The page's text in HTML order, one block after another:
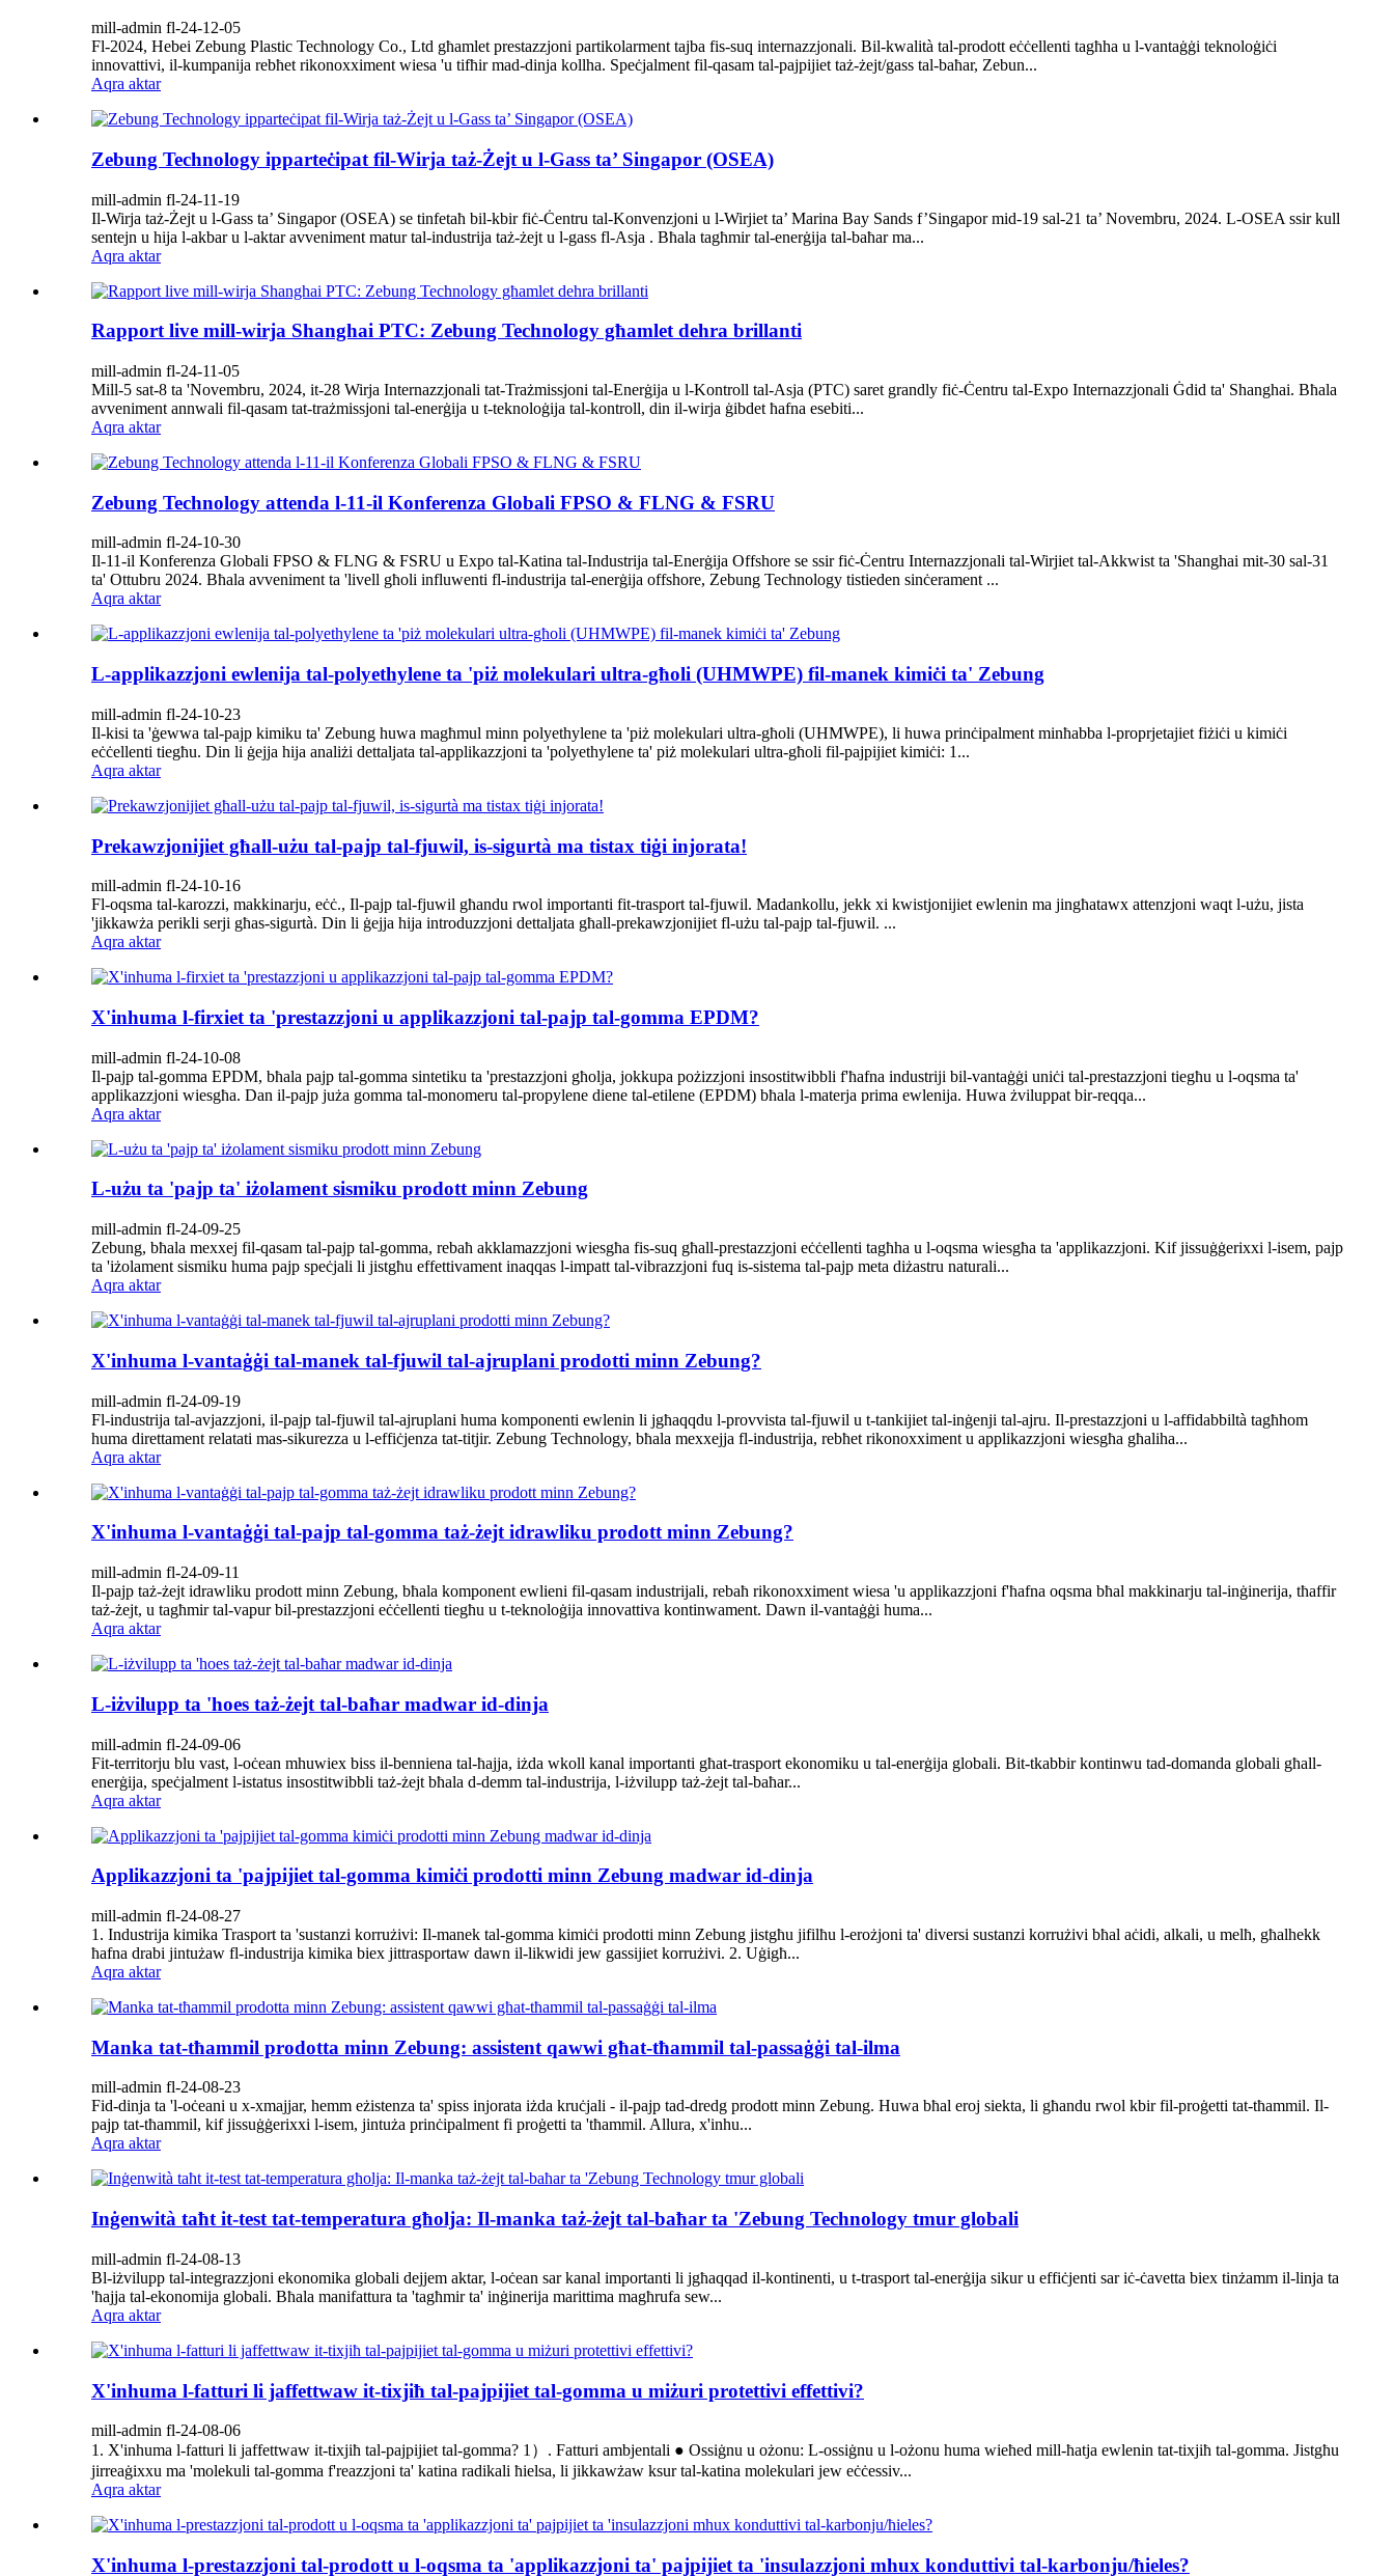
mill-admin fl-24-12-05
Fl-2024, Hebei Zebung Plastic Technology Co., Ltd għamlet prestazzjoni partikolarment tajba fis-suq internazzjonali. Bil-kwalità tal-prodott eċċellenti tagħha u l-vantaġġi teknoloġiċi
innovattivi, il-kumpanija rebħet rikonoxximent wiesa 'u tifħir mad-dinja kollha. Speċjalment fil-qasam tal-pajpijiet taż-żejt/gass tal-baħar, Zebun...
Aqra aktar
Zebung Technology ipparteċipat fil-Wirja taż-Żejt u l-Gass ta’ Singapor (OSEA)
mill-admin fl-24-11-19
Il-Wirja taż-Żejt u l-Gass ta’ Singapor (OSEA) se tinfetaħ bil-kbir fiċ-Ċentru tal-Konvenzjoni u l-Wirjiet ta’ Marina Bay Sands f’Singapor mid-19 sal-21 ta’ Novembru, 2024. L-OSEA ssir kull
sentejn u hija l-akbar u l-aktar avveniment matur tal-industrija taż-żejt u l-gass fl-Asja . Bħala tagħmir tal-enerġija tal-baħar ma...
Aqra aktar
Rapport live mill-wirja Shanghai PTC: Zebung Technology għamlet dehra brillanti
mill-admin fl-24-11-05
Mill-5 sat-8 ta 'Novembru, 2024, it-28 Wirja Internazzjonali tat-Trażmissjoni tal-Enerġija u l-Kontroll tal-Asja (PTC) saret grandly fiċ-Ċentru tal-Expo Internazzjonali Ġdid ta' Shanghai. Bħala
avveniment annwali fil-qasam tat-trażmissjoni tal-enerġija u t-teknoloġija tal-kontroll, din il-wirja ġibdet ħafna esebiti...
Aqra aktar
Zebung Technology attenda l-11-il Konferenza Globali FPSO & FLNG & FSRU
mill-admin fl-24-10-30
Il-11-il Konferenza Globali FPSO & FLNG & FSRU u Expo tal-Katina tal-Industrija tal-Enerġija Offshore se ssir fiċ-Ċentru Internazzjonali tal-Wirjiet tal-Akkwist ta 'Shanghai mit-30 sal-31
ta' Ottubru 2024. Bħala avveniment ta 'livell għoli influwenti fl-industrija tal-enerġija offshore, Zebung Technology tistieden sinċerament ...
Aqra aktar
L-applikazzjoni ewlenija tal-polyethylene ta 'piż molekulari ultra-għoli (UHMWPE) fil-manek kimiċi ta' Zebung
mill-admin fl-24-10-23
Il-kisi ta 'ġewwa tal-pajp kimiku ta' Zebung huwa magħmul minn polyethylene ta 'piż molekulari ultra-għoli (UHMWPE), li huwa prinċipalment minħabba l-proprjetajiet fiżiċi u kimiċi
eċċellenti tiegħu. Din li ġejja hija analiżi dettaljata tal-applikazzjoni ta 'polyethylene ta' piż molekulari ultra-għoli fil-pajpijiet kimiċi: 1...
Aqra aktar
Prekawzjonijiet għall-użu tal-pajp tal-fjuwil, is-sigurtà ma tistax tiġi injorata!
mill-admin fl-24-10-16
Fl-oqsma tal-karozzi, makkinarju, eċċ., Il-pajp tal-fjuwil għandu rwol importanti fit-trasport tal-fjuwil. Madankollu, jekk xi kwistjonijiet ewlenin ma jingħatawx attenzjoni waqt l-użu, jista
'jikkawża perikli serji għas-sigurtà. Din li ġejja hija introduzzjoni dettaljata għall-prekawzjonijiet fl-użu tal-pajp tal-fjuwil. ...
Aqra aktar
X'inhuma l-firxiet ta 'prestazzjoni u applikazzjoni tal-pajp tal-gomma EPDM?
mill-admin fl-24-10-08
Il-pajp tal-gomma EPDM, bħala pajp tal-gomma sintetiku ta 'prestazzjoni għolja, jokkupa pożizzjoni insostitwibbli f'ħafna industriji bil-vantaġġi uniċi tal-prestazzjoni tiegħu u l-oqsma ta'
applikazzjoni wiesgħa. Dan il-pajp juża gomma tal-monomeru tal-propylene diene tal-etilene (EPDM) bħala l-materja prima ewlenija. Huwa żviluppat bir-reqqa...
Aqra aktar
L-użu ta 'pajp ta' iżolament sismiku prodott minn Zebung
mill-admin fl-24-09-25
Zebung, bħala mexxej fil-qasam tal-pajp tal-gomma, rebaħ akklamazzjoni wiesgħa fis-suq għall-prestazzjoni eċċellenti tagħha u l-oqsma wiesgħa ta 'applikazzjoni. Kif jissuġġerixxi l-isem, pajp
ta 'iżolament sismiku huma pajp speċjali li jistgħu effettivament inaqqas l-impatt tal-vibrazzjoni fuq is-sistema tal-pajp meta diżastru naturali...
Aqra aktar
X'inhuma l-vantaġġi tal-manek tal-fjuwil tal-ajruplani prodotti minn Zebung?
mill-admin fl-24-09-19
Fl-industrija tal-avjazzjoni, il-pajp tal-fjuwil tal-ajruplani huma komponenti ewlenin li jgħaqqdu l-provvista tal-fjuwil u t-tankijiet tal-inġenji tal-ajru. Il-prestazzjoni u l-affidabbiltà tagħhom
huma direttament relatati mas-sikurezza u l-effiċjenza tat-titjir. Zebung Technology, bħala mexxejja fl-industrija, rebħet rikonoxximent u applikazzjoni wiesgħa għaliha...
Aqra aktar
X'inhuma l-vantaġġi tal-pajp tal-gomma taż-żejt idrawliku prodott minn Zebung?
mill-admin fl-24-09-11
Il-pajp taż-żejt idrawliku prodott minn Zebung, bħala komponent ewlieni fil-qasam industrijali, rebaħ rikonoxximent wiesa 'u applikazzjoni f'ħafna oqsma bħal makkinarju tal-inġinerija, tħaffir
taż-żejt, u tagħmir tal-vapur bil-prestazzjoni eċċellenti tiegħu u t-teknoloġija innovattiva kontinwament. Dawn il-vantaġġi huma...
Aqra aktar
L-iżvilupp ta 'hoes taż-żejt tal-baħar madwar id-dinja
mill-admin fl-24-09-06
Fit-territorju blu vast, l-oċean mhuwiex biss il-benniena tal-ħajja, iżda wkoll kanal importanti għat-trasport ekonomiku u tal-enerġija globali. Bit-tkabbir kontinwu tad-domanda globali għall-
enerġija, speċjalment l-istatus insostitwibbli taż-żejt bħala d-demm tal-industrija, l-iżvilupp taż-żejt tal-baħar...
Aqra aktar
Applikazzjoni ta 'pajpijiet tal-gomma kimiċi prodotti minn Zebung madwar id-dinja
mill-admin fl-24-08-27
1. Industrija kimika Trasport ta 'sustanzi korrużivi: Il-manek tal-gomma kimiċi prodotti minn Zebung jistgħu jifilħu l-erożjoni ta' diversi sustanzi korrużivi bħal aċidi, alkali, u melħ, għalhekk
ħafna drabi jintużaw fl-industrija kimika biex jittrasportaw dawn il-likwidi jew gassijiet korrużivi. 2. Uġigħ...
Aqra aktar
Manka tat-tħammil prodotta minn Zebung: assistent qawwi għat-tħammil tal-passaġġi tal-ilma
mill-admin fl-24-08-23
Fid-dinja ta 'l-oċeani u x-xmajjar, hemm eżistenza ta' spiss injorata iżda kruċjali - il-pajp tad-dredg prodott minn Zebung. Huwa bħal eroj siekta, li għandu rwol kbir fil-proġetti tat-tħammil. Il-
pajp tat-tħammil, kif jissuġġerixxi l-isem, jintuża prinċipalment fi proġetti ta 'tħammil. Allura, x'inhu...
Aqra aktar
Inġenwità taħt it-test tat-temperatura għolja: Il-manka taż-żejt tal-baħar ta 'Zebung Technology tmur globali
mill-admin fl-24-08-13
Bl-iżvilupp tal-integrazzjoni ekonomika globali dejjem aktar, l-oċean sar kanal importanti li jgħaqqad il-kontinenti, u t-trasport tal-enerġija sikur u effiċjenti sar iċ-ċavetta biex tinżamm il-linja ta
'ħajja tal-ekonomija globali. Bħala manifattura ta 'tagħmir ta' inġinerija marittima magħrufa sew...
Aqra aktar
X'inhuma l-fatturi li jaffettwaw it-tixjiħ tal-pajpijiet tal-gomma u miżuri protettivi effettivi?
mill-admin fl-24-08-06
1. X'inhuma l-fatturi li jaffettwaw it-tixjiħ tal-pajpijiet tal-gomma? 1）. Fatturi ambjentali ● Ossiġnu u ożonu: L-ossiġnu u l-ożonu huma wieħed mill-ħatja ewlenin tat-tixjiħ tal-gomma. Jistgħu
jirreaġixxu ma 'molekuli tal-gomma f'reazzjoni ta' katina radikali ħielsa, li jikkawżaw ksur tal-katina molekulari jew eċċessiv...
Aqra aktar
X'inhuma l-prestazzjoni tal-prodott u l-oqsma ta 'applikazzjoni ta' pajpijiet ta 'insulazzjoni mhux konduttivi tal-karbonju/ħieles?